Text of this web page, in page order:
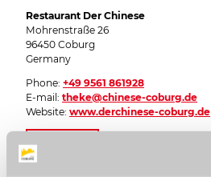
Restaurant Der Chinese
Mohrenstraße 26
96450 Coburg
Germany
Phone: +49 9561 861928
E-mail: theke@chinese-coburg.de
Website: www.derchinese-coburg.de